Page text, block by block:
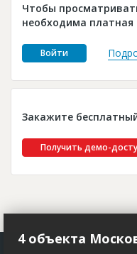
Платные услуги
Пресс-релизы
Чтобы
необходима
Войти
Закажите
Получить демо-
4 объекта